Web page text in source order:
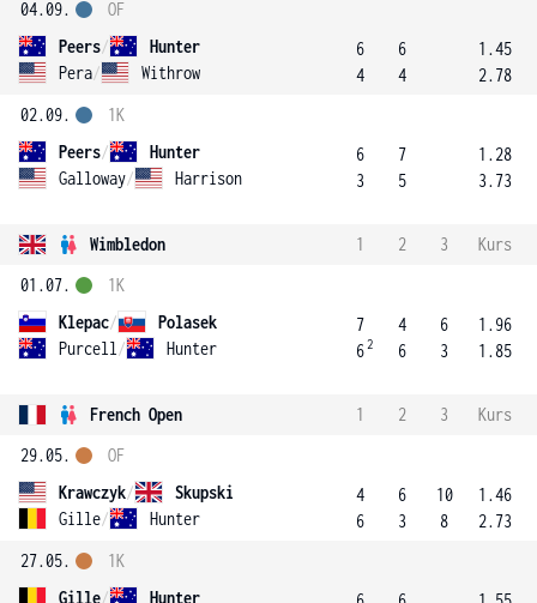
04.09.
Peers/
Hunter
Pera/ Withrow
OF
6
4
6
4
1.45
2.78
02.09.
Peers/
Hunter
Galloway/ Harrison
1K
6
3
7
5
1.28
3.73
Wimbledon 1 2 3
Kurs
01.07.
Klepac/
Polasek
Purcell / Hunter
1K
7
62
4
6
6
3
1.96
1.85
French Open 1 2 3
Kurs
29.05.
Krawczyk/
Skupski
Gille/ Hunter
OF
4
6
6
3
10
8
1.46
2.73
27.05.
Gille/
Hunter
1K